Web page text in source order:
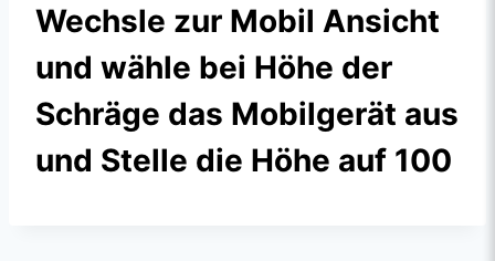
Wechsle zur Mobil Ansicht
und wähle bei Höhe der
Schräge das Mobilgerät aus
und Stelle die Höhe auf 100